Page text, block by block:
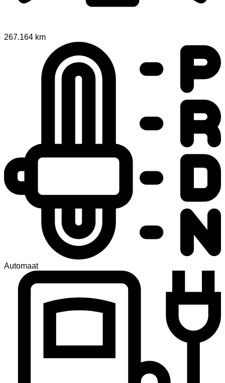
267.164 km
Automaat